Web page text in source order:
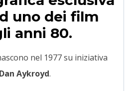
uno dei film
anni 80.
nel 1977 su iniziativa
Aykroyd.